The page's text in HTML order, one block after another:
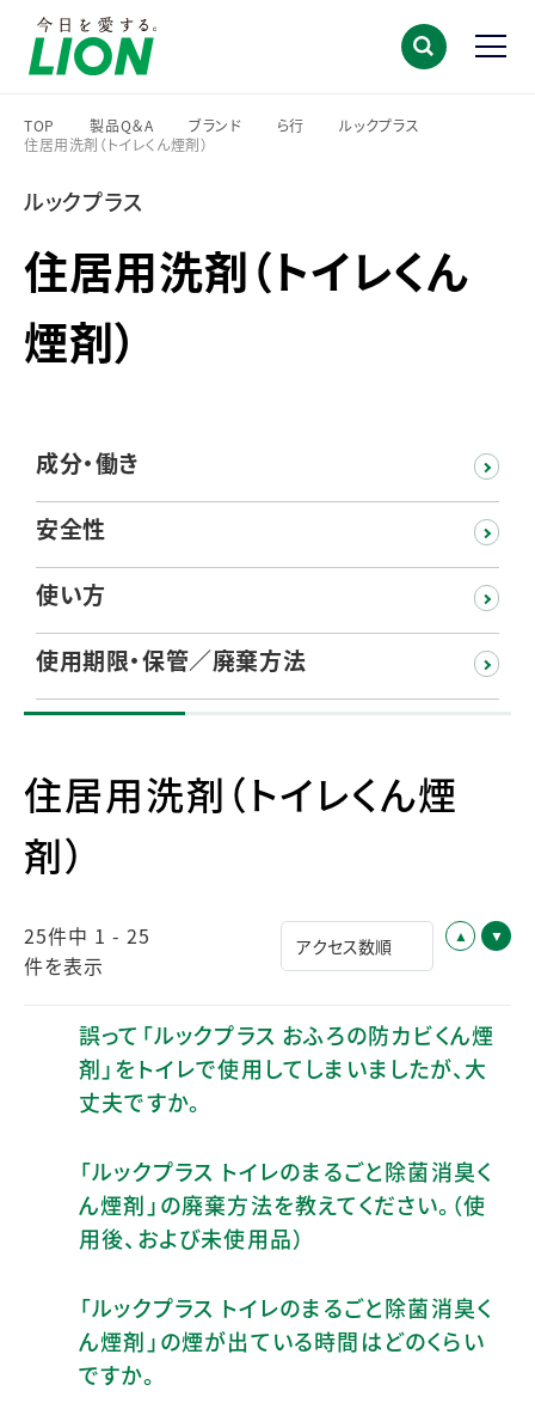
TOP
>
製品Q＆A
>
ブランド
ら行
ルックプラス
住居用洗剤（トイレくん煙剤）
ルックプラス
住居用洗剤（トイレくん
煙剤）
成分・働き
安全性
使い方
使用期限・保管／廃棄方法
住居用洗剤（トイレくん煙
剤）
25件中 1 - 25
件を表示
誤って「ルックプラス おふろの防カビくん煙
剤」をトイレで使用してしまいましたが、大
丈夫ですか。
「ルックプラス トイレのまるごと除菌消臭く
ん煙剤」の廃棄方法を教えてください。（使
用後、および未使用品）
「ルックプラス トイレのまるごと除菌消臭く
ん煙剤」の煙が出ている時間はどのくらい
ですか。